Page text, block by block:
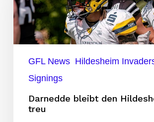
Hildesheimern
treu
GFL News Hildesheim
Signings
Darnedde bleibt den
treu